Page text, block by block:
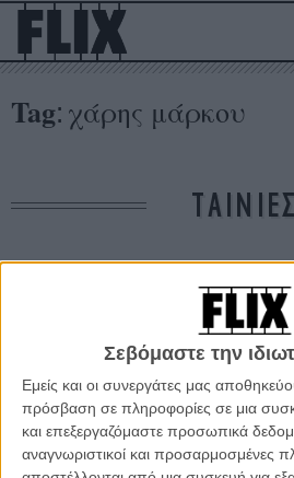
Σεβόμαστε την
Εμείς και οι συνεργάτες μας
πρόσβαση σε πληροφορίες σε μια
και επεξεργαζόμαστε προσωπικά
αναγνωριστικοί και προσαρμοσμένες
Tag: χάρης μάρκου
ΤΑΙΝΙΕΣ
Δε βρέθηκαν σχετικές κριτικές
ΑΡΘΡΑ
Βραβεία για τους
σινεμά στις Νύχτες Πρεμιέρας
ΝΕΑ /24 ΣΕΠ 2011/ Flix Team